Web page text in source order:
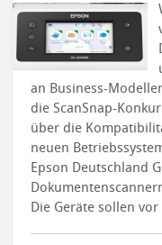
an Business-
die ScanSnap-
über die
neuen
Epson Deutschland
Die Geräte sollen